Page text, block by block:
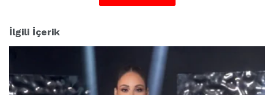
İlgili İçerik